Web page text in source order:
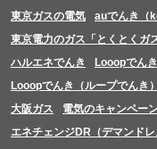
東京ガスの電気
auでんき（
東京電力のガス「とくとくガ
ハルエネでんき
Looopでん
Looopでんき（ループでんき
大阪ガス
電気のキャンペー
エネチェンジDR（デマンド